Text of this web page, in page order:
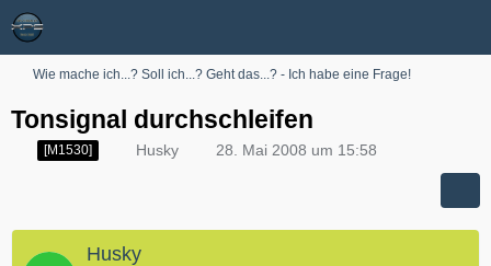
Wie mache ich...? Soll ich...? Geht das...? - Ich habe eine Frage!
Tonsignal durchschleifen
[M1530] Husky 28. Mai 2008 um 15:58
Husky